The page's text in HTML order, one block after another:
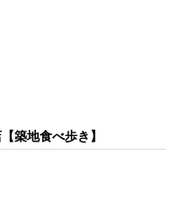
築地食べ歩き】